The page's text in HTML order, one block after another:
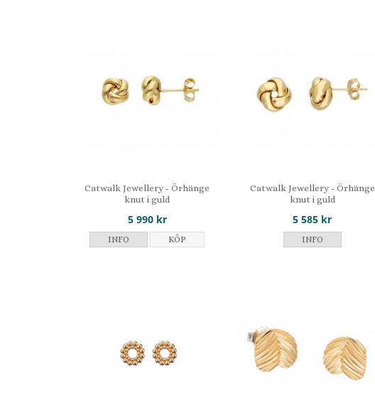
Catwalk Jewellery - Örhänge
knut i guld
5 990 kr
INFO KÖP
Catwalk Jewellery - Örhänge
knut i guld
5 585 kr
INFO